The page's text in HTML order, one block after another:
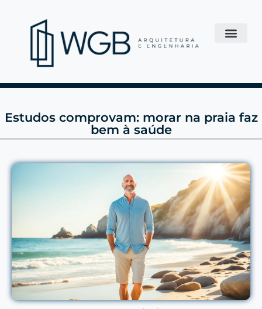
Estudos comprovam: morar na praia faz
bem à saúde